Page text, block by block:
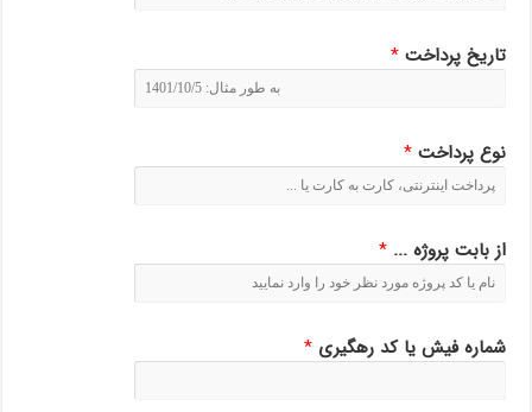
* تاریخ پرداخت
نوع پرداخت *
از بابت پروژه ... *
* شماره فیش یا کد رهگیری